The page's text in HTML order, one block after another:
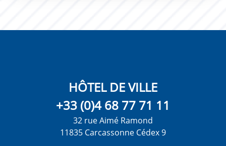
HÔTEL DE VILLE
+33 (0)4 68 77 71 11
32 rue Aimé Ramond
11835 Carcassonne Cédex 9